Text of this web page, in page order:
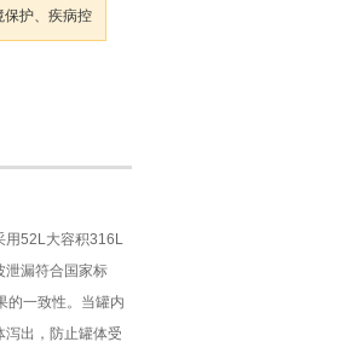
保护、疾病控
用52L大容积316L
泄漏符合国家标
的一致性。当罐内
出，防止罐体受